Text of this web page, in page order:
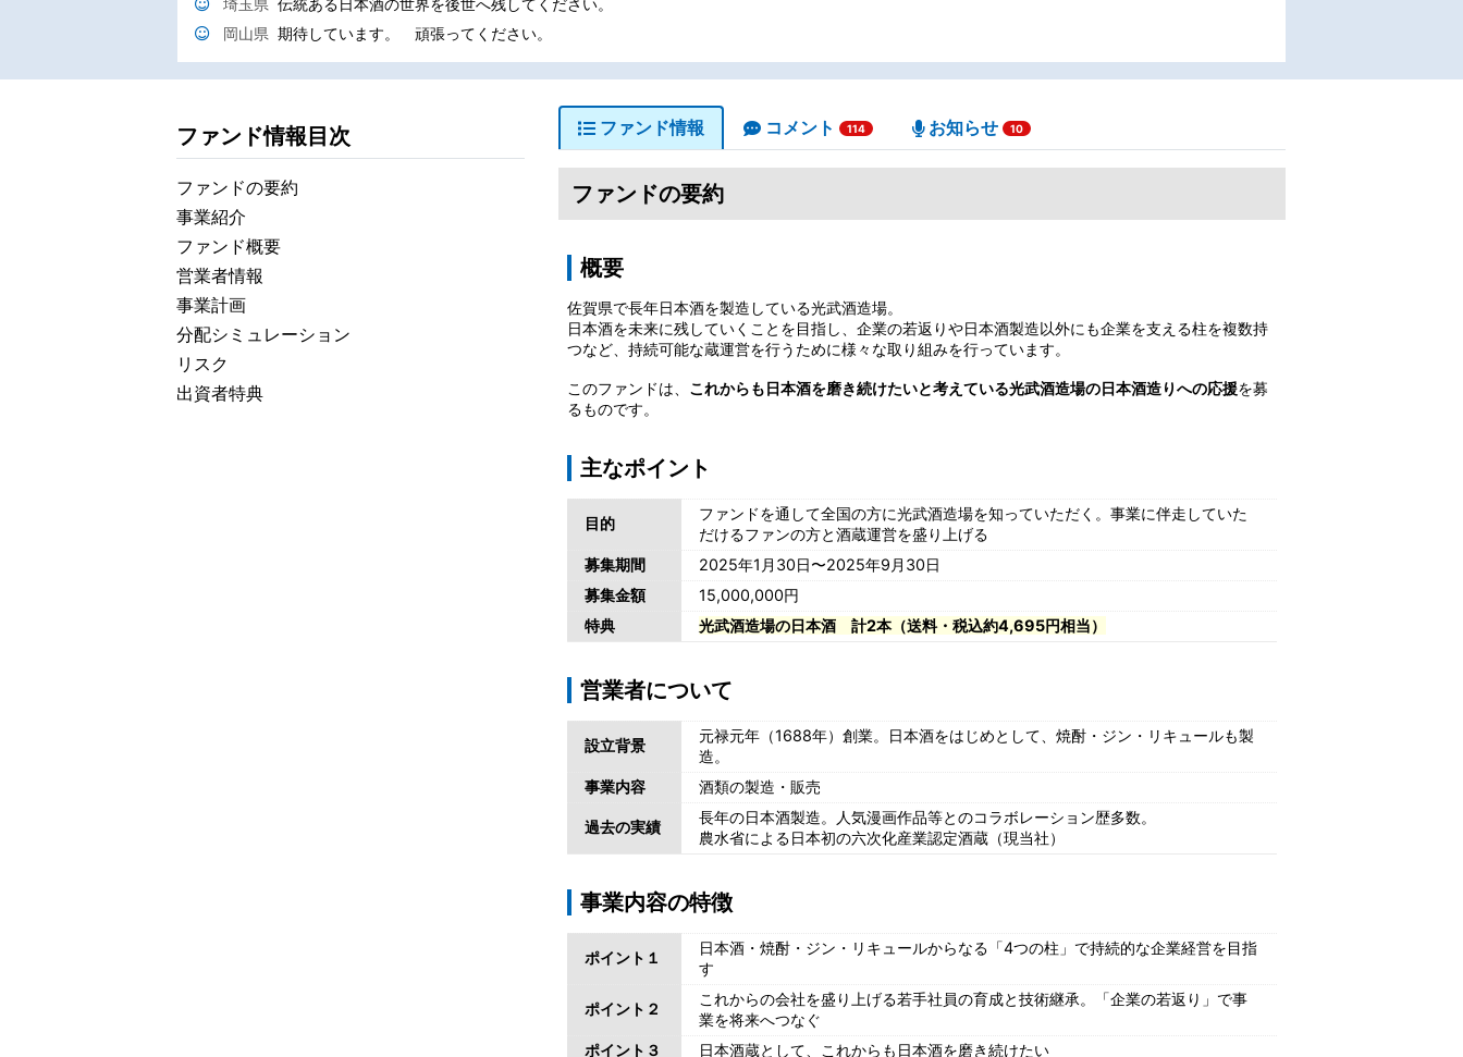
岡山県 期待しています。 頑張ってください。
ファンド情報目次
ファンドの要約
事業紹介
ファンド概要
営業者情報
事業計画
分配シミュレーション
リスク
出資者特典
ファンド情報 コメント 114 お知らせ 10
ファンドの要約
概要
佐賀県で長年日本酒を製造している光武酒造場。
日本酒を未来に残していくことを目指し、企業の若返りや日本酒製造以外にも企業を支える柱を複数持
つなど、持続可能な蔵運営を行うために様々な取り組みを行っています。
このファンドは、 これからも日本酒を磨き続けたいと考えている光武酒造場の日本酒造りへの応援を募
るものです。
主なポイント
目的
ファンドを通して全国の方に光武酒造場を知っていただく。事業に伴走していた
だけるファンの方と酒蔵運営を盛り上げる
募集期間
2025年1月30日〜2025年9月30日
募集金額
15,000,000円
特典
光武酒造場の日本酒 計2本（送料・税込約4,695円相当）
営業者について
設立背景
元禄元年（1688年）創業。日本酒をはじめとして、焼酎・ジン・リキュールも製
造。
事業内容
酒類の製造・販売
過去の実績
長年の日本酒製造。人気漫画作品等とのコラボレーション歴多数。
農水省による日本初の六次化産業認定酒蔵（現当社）
事業内容の特徴
ポイント１
日本酒・焼酎・ジン・リキュールからなる「4つの柱」で持続的な企業経営を目指
す
ポイント２
これからの会社を盛り上げる若手社員の育成と技術継承。「企業の若返り」で事
業を将来へつなぐ
ポイント３
日本酒蔵として、これからも日本酒を磨き続けたい